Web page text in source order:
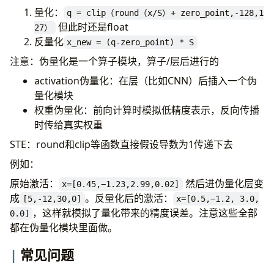
量化：
q = clip（round（x/S）+ zero_point,-128,1
27）
但此时还是float
反量化 x_new = (q-zero_point) * S
注意：伪量化是一个算子模块，算子/层后进行的
activation伪量化：在层（比如CNN）后插入一个伪
量化模块
权重伪量化：前向计算时模拟低精度表示，反向传播
时传给真实权重
STE：round和clip等函数直接假设导数为1传递下去
例如：
原始激活：
x=[0.45,−1.23,2.99,0.02]
然后进伪量化层变
成 [5,-12,30,0] 。反量化后的激活：
x=[0.5,−1.2, 3.0,
0.0]
，这样就模拟了量化带来的精度误差。注意这些全部
都在伪量化模块里面做。
常见问题